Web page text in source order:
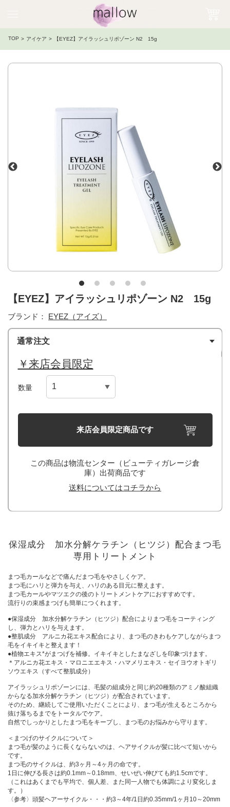
TOP アイケア 【EYEZ】アイラッシュリポゾーン N2 15g
【EYEZ】アイラッシュリポゾーン N2 15g
ブランド： EYEZ（アイズ）
通常注文
￥来店会員限定
数量
来店会員限定商品です
この商品は物流センター（ビューティガレージ倉
庫）出荷商品です
送料についてはコチラから
保湿成分 加水分解ケラチン（ヒツジ）配合まつ毛
専用トリートメント
まつ毛カールなどで痛んだまつ毛をやさしくケア。
まつ毛にハリと弾力を与え、ハリのある目元に整えます。
まつ毛カールやマツエクの後のトリートメントケアにおすすめです。
流行りの束感まつげも簡単につくれます。
●保湿成分 加水分解ケラチン（ヒツジ）配合によりまつ毛をコーティング
し、弾力とハリを与えます。
●整肌成分 アルニカ花エキス配合により、まつ毛のきわもケアしながらまつ
毛をイキイキと整えます！
●植物エキス*がまつげを補修。イキイキとしたまなざしを印象づけます。
＊アルニカ花エキス・マロニエエキス・ハマメリエキス・セイヨウオトギリ
ソウエキス（すべて整肌成分）
アイラッシュリポゾーンには、毛髪の組成分と同じ約20種類のアミノ酸組織
からなる加水分解ケラチン（ヒツジ）が配合されています。
そのため、継続してご使用いただくことにより、まつ毛が生えるところから
抜け落ちるまでをトータルでケア。
自然でしっかりとしたまつ毛をキープし、まつ毛のお悩みから守ります。
＜まつげのサイクルについて＞
まつ毛が髪のように長くならないのは、ヘアサイクルが髪に比べて短いから
です。
まつ毛のサイクルは、約3ヶ月～4ヶ月の命です。
1日に伸びる長さは約0.1mm～0.18mm、せいぜい伸びても約1.5cmです。
（これはあくまでも平均で、個人差、また同一人物でも体調により変化しま
す。）
〈参考〉頭髪ヘアーサイクル・・・約3～4年/1日約0.35mm/1ヶ月10～20mm